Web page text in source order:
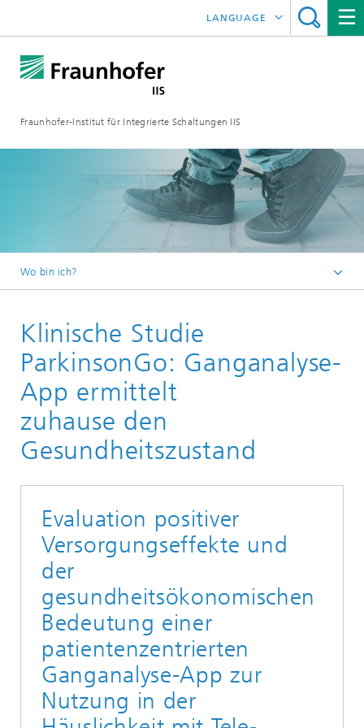
Fraunhofer-Institut für Integrierte Schaltungen IIS
LANGUAGE
中文
한국어
Wo bin ich?
Forschungsbereiche
Smart Sensing and Electronics
Mobile Health Lab
Managementsystem für klinische Studien
Klinische Studie
ParkinsonGo: Ganganalyse-
App ermittelt
zuhause den
Gesundheitszustand
Evaluation positiver
Versorgungseffekte und
der
gesundheitsökonomischen
Bedeutung einer
patientenzentrierten
Ganganalyse-App zur
Nutzung in der